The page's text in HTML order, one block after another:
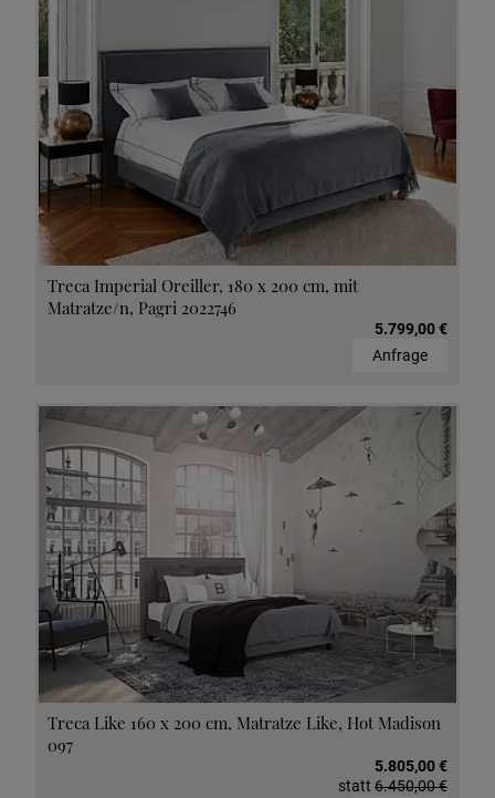
Treca Imperial Oreiller, 180 x 200 cm, mit
Matratze/n, Pagri 2022746
5.799,00 €
Anfrage
Treca Like 160 x 200 cm, Matratze Like, Hot Madison
097
5.805,00 €
statt 6.450,00 €